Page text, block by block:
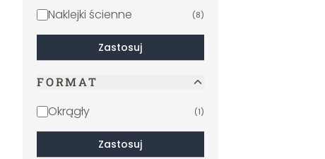
Naklejki ścienne (8)
Zastosuj
FORMAT
Okrągły (1)
Zastosuj